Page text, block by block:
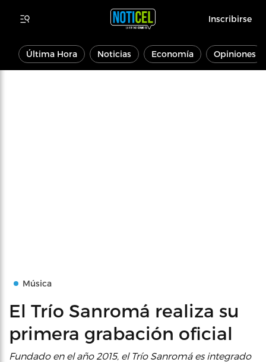
Inscribirse
Última Hora Noticias Economía Opiniones
Música
El Trío Sanromá realiza su
primera grabación oficial
Fundado en el año 2015, el Trío Sanromá es integrado